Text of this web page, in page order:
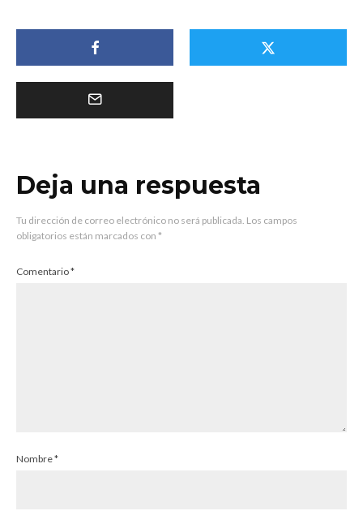
Deja una respuesta
Tu dirección de correo electrónico no será publicada. Los campos
obligatorios están marcados con *
Comentario*
Nombre*